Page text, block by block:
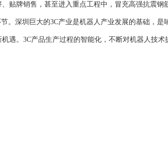
贴牌销售，甚至进入重点工程中，冒充高强抗震钢
深圳巨大的3C产业是机器人产业发展的基础，是
遇。3C产品生产过程的智能化，不断对机器人技术